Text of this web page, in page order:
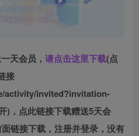
天会员， 请点击这里下载(点
接
activity/invited?invitation-
)，点此链接下载赠送5天会
链接下载，注册并登录，没有